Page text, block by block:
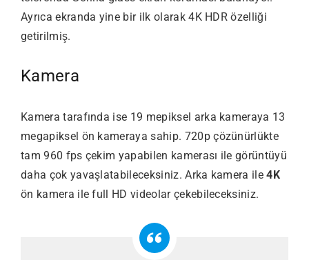
Ayrıca ekranda yine bir ilk olarak 4K HDR özelliği
getirilmiş.
Kamera
Kamera tarafında ise 19 mepiksel arka kameraya 13
megapiksel ön kameraya sahip. 720p çözünürlükte
tam 960 fps çekim yapabilen kamerası ile görüntüyü
daha çok yavaşlatabileceksiniz. Arka kamera ile4K
ön kamera ile full HD videolar çekebileceksiniz.